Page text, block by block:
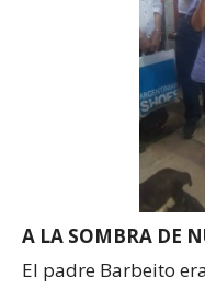
A LA SOMBRA DE
El padre Barbeito